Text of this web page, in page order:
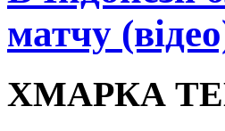
матчу
ХМАРКА